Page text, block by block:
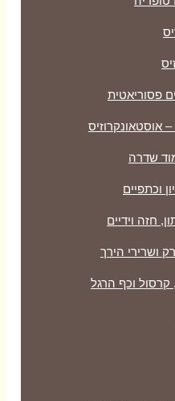
פסוריאטית
אוסטאונקרוזיס
שדרה
וכתפיים
חזה וידיים
ושרירי הירך
קרסול וכף הרגל